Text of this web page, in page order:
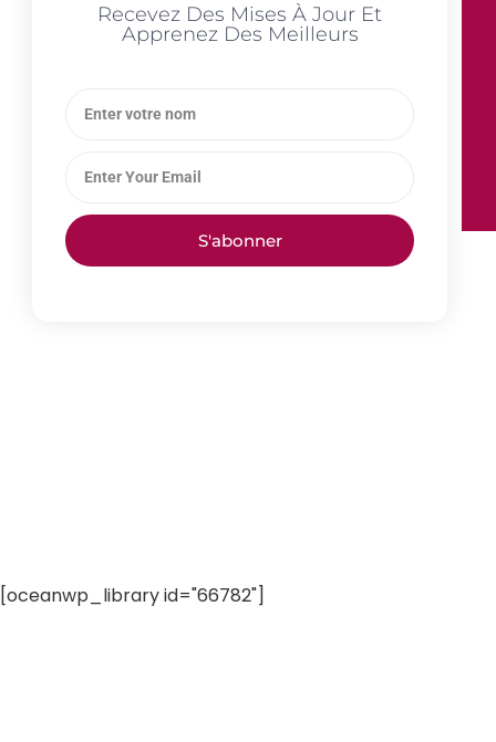
Recevez Des Mises À Jour Et
Apprenez Des Meilleurs
S'abonner
[oceanwp_library id="66782"]